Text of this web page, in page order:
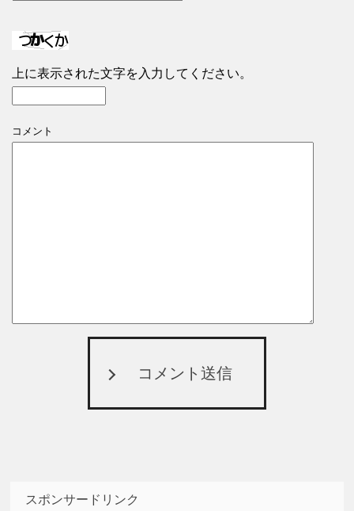
上に表示された文字を入力してください。
コメント
コメント送信
スポンサードリンク